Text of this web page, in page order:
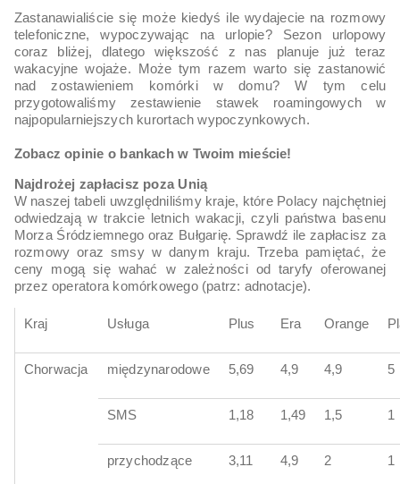
Zastanawialiście się może kiedyś ile wydajecie na rozmowy
telefoniczne, wypoczywając na urlopie? Sezon urlopowy
coraz bliżej, dlatego większość z nas planuje już teraz
wakacyjne wojaże. Może tym razem warto się zastanowić
nad zostawieniem komórki w domu? W tym celu
przygotowaliśmy zestawienie stawek roamingowych w
najpopularniejszych kurortach wypoczynkowych.
Zobacz opinie o bankach w Twoim mieście!
Najdrożej zapłacisz poza Unią
W naszej tabeli uwzględniliśmy kraje, które Polacy najchętniej
odwiedzają w trakcie letnich wakacji, czyli państwa basenu
Morza Śródziemnego oraz Bułgarię. Sprawdź ile zapłacisz za
rozmowy oraz smsy w danym kraju. Trzeba pamiętać, że
ceny mogą się wahać w zależności od taryfy oferowanej
przez operatora komórkowego (patrz: adnotacje).
Kraj Usługa Plus Era Orange
Chorwacja międzynarodowe 5,69 4,9 4,9 5
SMS 1,18 1,49 1,5 1
przychodzące 3,11 4,9 2 1